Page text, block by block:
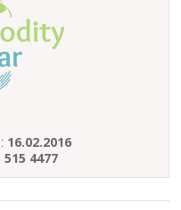
16.02.2016
515 4477